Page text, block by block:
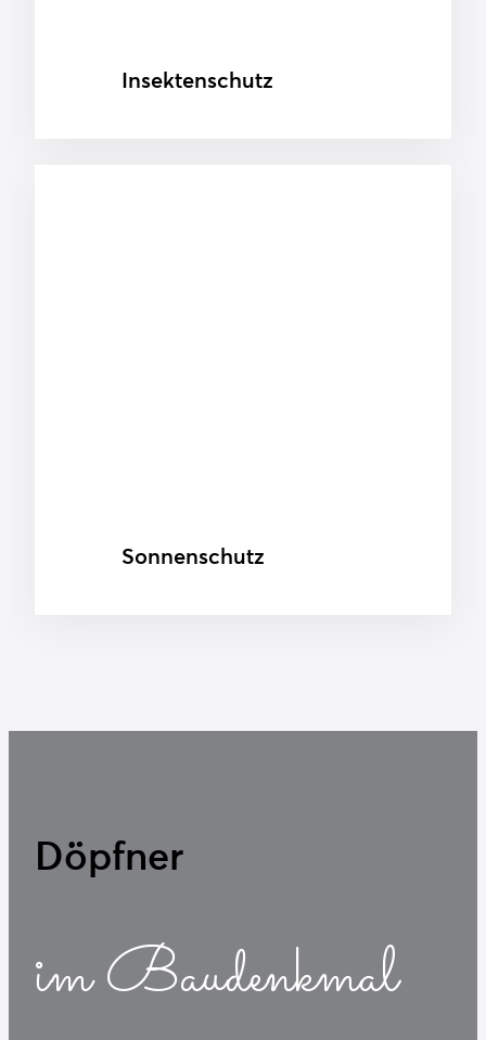
Insektenschutz
Sonnenschutz
Döpfner
im Baudenkmal